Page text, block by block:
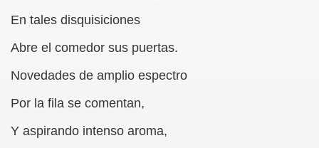
En tales disquisiciones
Abre el comedor sus puertas.
Novedades de amplio espectro
Por la fila se comentan,
Y aspirando intenso aroma,
de Buena Voluntad (Roberto Enjuto)
y Angelines Sánchez)